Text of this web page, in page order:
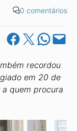
0 comentários
Share on Facebook
Share on X Share on
Email this
recordou
em 20 de
quem procura